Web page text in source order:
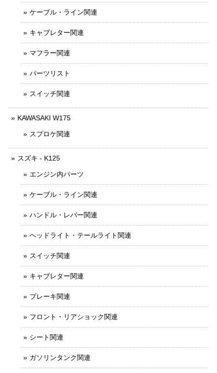
ケーブル・ライン関連
キャブレター関連
マフラー関連
パーツリスト
スイッチ関連
KAWASAKI W175
スプロケ関連
スズキ - K125
エンジン内パーツ
ケーブル・ライン関連
ハンドル・レバー関連
ヘッドライト・テールライト関連
スイッチ関連
キャブレター関連
ブレーキ関連
フロント・リアショック関連
シート関連
ガソリンタンク関連